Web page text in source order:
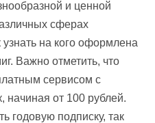
и ценной
сферах
на кого оформлена
Важно отметить, что
сервисом с
начиная от 100 рублей.
годовую подписку, так